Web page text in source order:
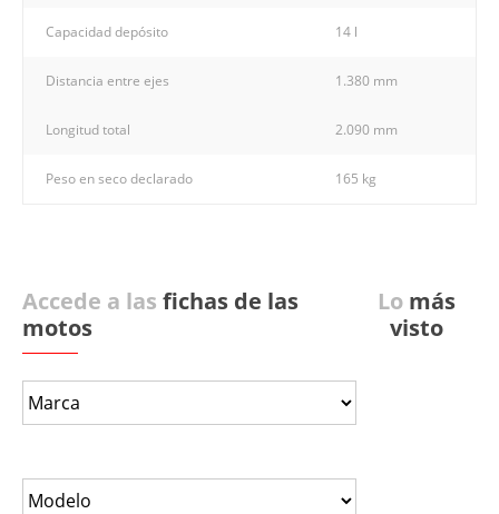
Capacidad depósito 14 l
Distancia entre ejes 1.380 mm
Longitud total 2.090 mm
Peso en seco declarado 165 kg
Accede a las fichas de las
motos
Lo más
visto